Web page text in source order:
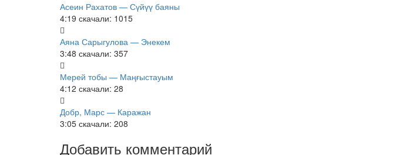
Асеин Рахатов — Сүйүү баяны
4:19 скачали: 1015
Аяна Сарыгулова — Энекем
3:48 скачали: 357
Мерей тобы — Маңғыстауым
4:12 скачали: 28
Добр, Марс — Каражан
3:05 скачали: 208
Добавить комментарий